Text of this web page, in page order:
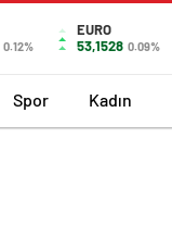
0.12%
EURO
53,1528 0.09%
Spor Kadın